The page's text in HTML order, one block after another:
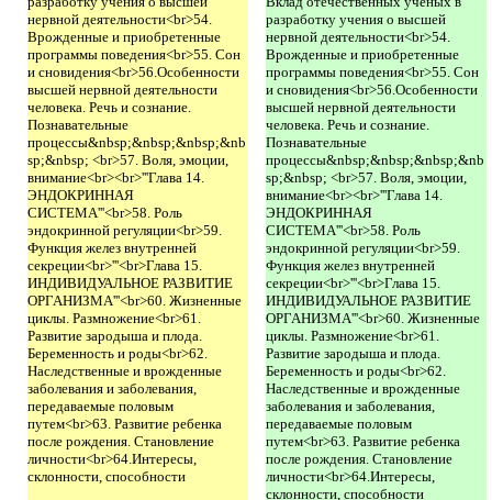
нервной деятельности<br>54.
Врожденные и приобретенные
программы поведения<br>55. Сон
и сновидения<br>56.Особенности
высшей нервной деятельности
человека. Речь и сознание.
Познавательные
процессы&nbsp;&nbsp;&nbsp;&nb
sp;&nbsp; <br>57. Воля, эмоции,
внимание<br><br>'''Глава 14.
ЭНДОКРИННАЯ
СИСТЕМА'''<br>58. Роль
эндокринной регуляции<br>59.
Функция желез внутренней
секреции<br>'''<br>Глава 15.
ИНДИВИДУАЛЬНОЕ РАЗВИТИЕ
ОРГАНИЗМА'''<br>60. Жизненные
циклы. Размножение<br>61.
Развитие зародыша и плода.
Беременность и роды<br>62.
Наследственные и врожденные
заболевания и заболевания,
передаваемые половым
путем<br>63. Развитие ребенка
после рождения. Становление
личности<br>64.Интересы,
склонности, способности
разработку учения о высшей
нервной деятельности<br>54.
Врожденные и приобретенные
программы поведения<br>55. Сон
и сновидения<br>56.Особенности
высшей нервной деятельности
человека. Речь и сознание.
Познавательные
процессы&nbsp;&nbsp;&nbsp;&nb
sp;&nbsp; <br>57. Воля, эмоции,
внимание<br><br>'''Глава 14.
ЭНДОКРИННАЯ
СИСТЕМА'''<br>58. Роль
эндокринной регуляции<br>59.
Функция желез внутренней
секреции<br>'''<br>Глава 15.
ИНДИВИДУАЛЬНОЕ РАЗВИТИЕ
ОРГАНИЗМА'''<br>60. Жизненные
циклы. Размножение<br>61.
Развитие зародыша и плода.
Беременность и роды<br>62.
Наследственные и врожденные
заболевания и заболевания,
передаваемые половым
путем<br>63. Развитие ребенка
после рождения. Становление
личности<br>64.Интересы,
склонности, способности